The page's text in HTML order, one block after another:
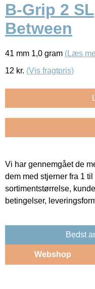
B-Grip 2
Between
41 mm 1,0 gram (Læs
12 kr. (Vis fragtpris)
Vi har gennemgået de
dem med stjerner fra 1
sortimentstørrelse,
betingelser,
Bedst
Webshop